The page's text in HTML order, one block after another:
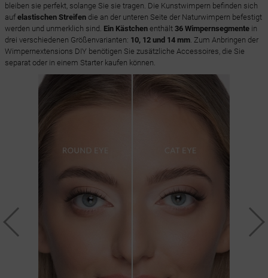
bleiben sie perfekt, solange Sie sie tragen. Die Kunstwimpern befinden sich
auf elastischen Streifendie an der unteren Seite der Naturwimpern befestigt
werden und unmerklich sind. Ein Kästchenenthält 36 Wimpernsegmentein
drei verschiedenen Größenvarianten: 10, 12 und 14 mm. Zum Anbringen der
Wimpernextensions DIY benötigen Sie zusätzliche Accessoires, die Sie
separat oder in einem Starter kaufen können.